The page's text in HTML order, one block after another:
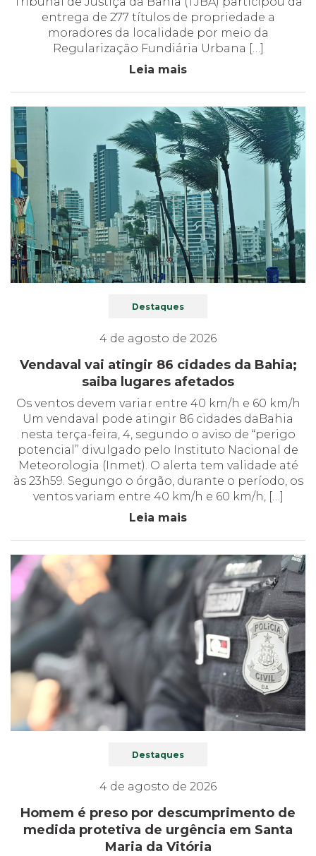
entrega de 277 títulos de propriedade a
moradores da localidade por meio da
Regularização Fundiária Urbana […]
Leia mais
Destaques
4 de agosto de 2026
Vendaval vai atingir 86 cidades da Bahia;
saiba lugares afetados
Os ventos devem variar entre 40 km/h e 60 km/h
Um vendaval pode atingir 86 cidades daBahia
nesta terça-feira, 4, segundo o aviso de “perigo
potencial” divulgado pelo Instituto Nacional de
Meteorologia (Inmet). O alerta tem validade até
às 23h59. Segungo o órgão, durante o período, os
ventos variam entre 40 km/h e 60 km/h, […]
Leia mais
Destaques
4 de agosto de 2026
Homem é preso por descumprimento de
medida protetiva de urgência em Santa
Maria da Vitória